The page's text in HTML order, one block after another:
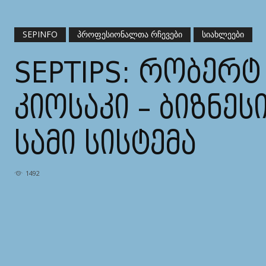
SEPINFO ᲞᲠᲝᲤᲔᲡᲘᲝᲜᲐᲚᲗᲐ ᲠᲩᲔᲕᲔᲑᲘ ᲡᲘᲐᲮᲚᲔᲔᲑᲘ
SEPTIPS: ᲠᲝᲑᲔᲠᲢ
ᲙᲘᲝᲡᲐᲙᲘ –
ᲡᲐᲛᲘ ᲡᲘᲡᲢᲔᲛᲐ
1492